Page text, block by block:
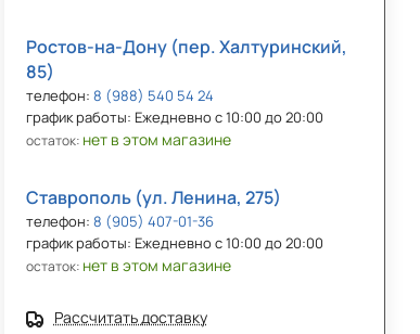
Ростов-на-Дону (пер. Халтуринский,
85)
телефон: 8 (988) 540 54 24
график работы: Ежедневно с 10:00 до 20:00
остаток: нет в этом магазине
Ставрополь (ул. Ленина, 275)
телефон: 8 (905) 407-01-36
график работы: Ежедневно с 10:00 до 20:00
остаток: нет в этом магазине
Рассчитать доставку